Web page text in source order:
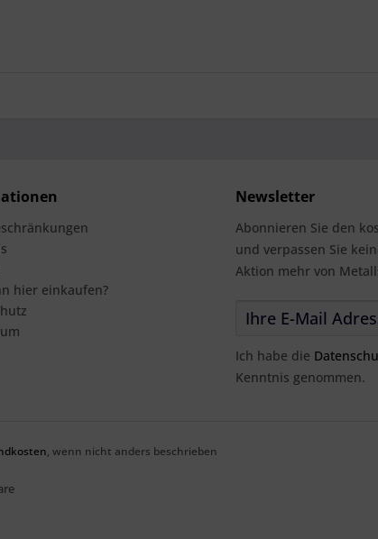
hier einkaufen?
Newsletter
Abonnieren Sie den
und verpassen Sie
Aktion mehr von
Ich habe die
Kenntnis genommen.
, wenn nicht anders beschrieben